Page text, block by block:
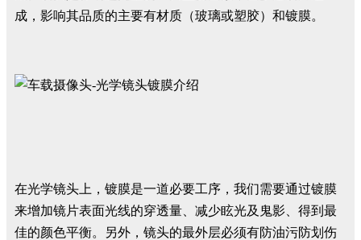
成，影响其品质的主要有材质（玻璃或塑胶）和镀膜。
在光学镜头上，镀膜是一道必要工序，我们需要通过镀膜
来增加镜片表面光线的穿透量、减少眩光及鬼影、得到最
佳的颜色平衡。另外，镜头的最外层必须有防油污防划伤